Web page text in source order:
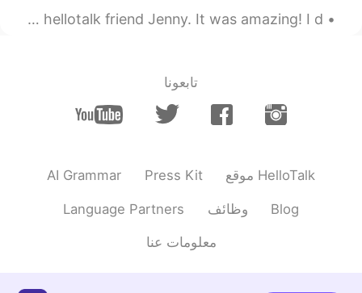
の投稿も拝見してしまいました。 日本語も
ほぼ完璧で素晴らしいです👏 一点だけ気に
なったので、お伝えします。 辞書で調べた
ところ、「accuse」にこのような意味はな
は、もしaccuseの意味の中から選ぶとした
がでしょうか。より自然になるかと思いま
A year ago today I was in japan 🇯🇵 with my first ever hellotalk friend Jenny. It was amazing! I d...
تابعونا
AI Grammar Press Kit موقع HelloTalk
Language Partners وظائف Blog
معلومات عنا